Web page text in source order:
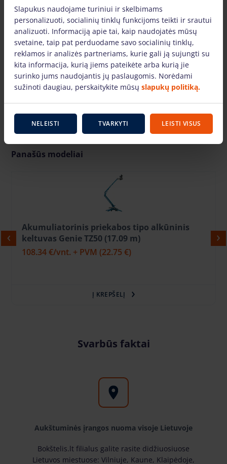
ŽIŪRĖTI VIDEO
Panašūs modeliai
Akumuliatorinis priekabos tipo alkūninis
keltuvas Genie TZ50 (17.09 m)
108.34 €/vnt. + PVM (22.75 €)
Į KREPŠELĮ
Svarbūs faktai
Aukštuminės įrangos nuoma visoje Lietuvoje
Bokštelis.lt filialus galite rasite didžiuosiuose
Lietuvos miestuose: Vilniuje, Kaune, Klaipėdoje,
Slapukus naudojame turiniui ir skelbimams
personalizuoti, socialinių tinklų funkcijoms teikti ir srautui
analizuoti. Informaciją apie tai, kaip naudojatės mūsų
svetaine, taip pat perduodame savo socialinių tinklų,
reklamos ir analizės partneriams, kurie gali ją sujungti su
kita informacija, kurią jiems pateikėte arba kurią jie
surinko jums naudojantis jų paslaugomis. Norėdami
sužinoti daugiau, perskaitykite mūsų slapukų politiką.
NELEISTI TVARKYTI LEISTI VISUS